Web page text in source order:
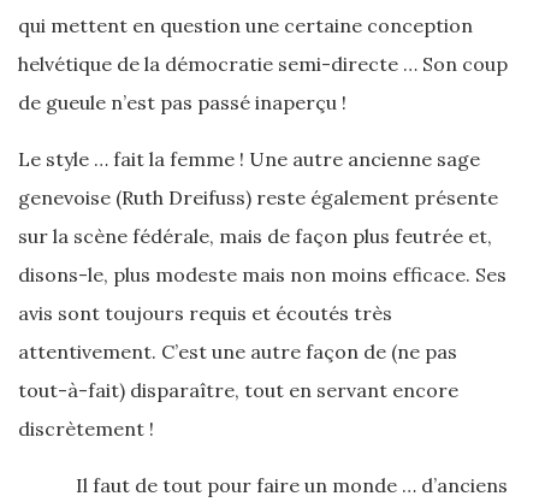
qui mettent en question une certaine conception
helvétique de la démocratie semi-directe … Son coup
de gueule n’est pas passé inaperçu !
Le style … fait la femme ! Une autre ancienne sage
genevoise (Ruth Dreifuss) reste également présente
sur la scène fédérale, mais de façon plus feutrée et,
disons-le, plus modeste mais non moins efficace. Ses
avis sont toujours requis et écoutés très
attentivement. C’est une autre façon de (ne pas
tout-à-fait) disparaître, tout en servant encore
discrètement !
Il faut de tout pour faire un monde … d’anciens